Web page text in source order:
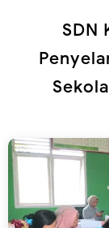
SDN